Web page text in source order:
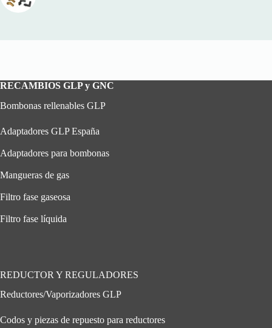
RECAMBIOS GLP y GNC
Bombonas rellenables GLP
Adaptadores GLP España
Adaptadores para bombonas
Mangueras de gas
Filtro fase gaseosa
Filtro fase líquida
REDUCTOR Y REGULADORES
Reductores/Vaporizadores GLP
Codos y piezas de repuesto para reductores